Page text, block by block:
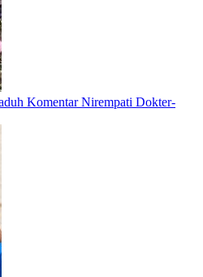
Komentar Nirempati Dokter-